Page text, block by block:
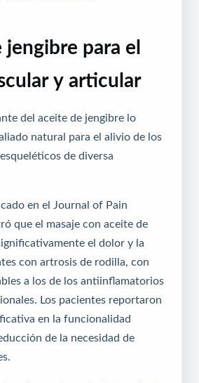
para el
y articular
del aceite de jengibre lo
natural para el alivio de los
de diversa
en el Journal of Pain
que el masaje con aceite de
el dolor y la
con artrosis de rodilla, con
a los de los antiinflamatorios
Los pacientes reportaron
en la funcionalidad
de la necesidad de